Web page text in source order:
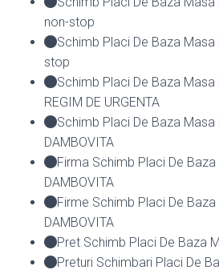
non-stop
Schimb Placi De Baza Masa
stop
Schimb Placi De Baza Masa
REGIM DE URGENTA
Schimb Placi De Baza
DAMBOVITA
Firma Schimb Placi De
DAMBOVITA
Firme Schimb Placi De
DAMBOVITA
Pret Schimb Placi De Baza
Preturi Schimbari Placi De